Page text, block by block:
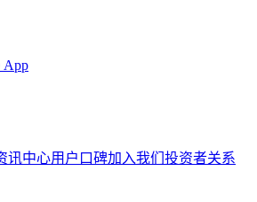
App
讯中心用户口碑加入我们 投资者关系